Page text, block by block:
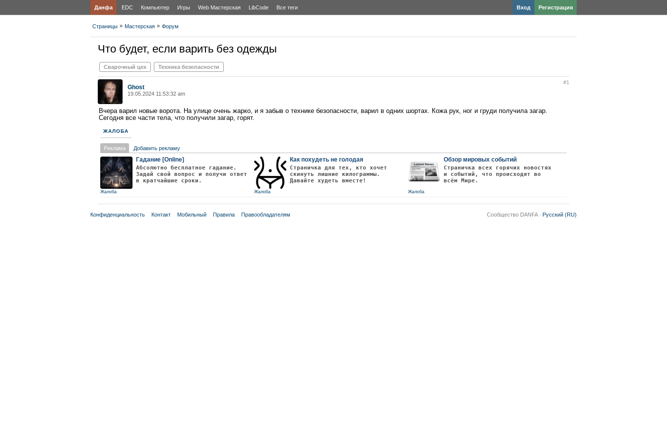
Данфа EDC Компьютер Игры Web Мастерская LibCode Все теги Регистрация
Вход
Страницы » Мастерская » Форум
Что будет, если варить без одежды
Сварочный цех Техника безопасности
Ghost
19.05.2024 11:53:32 am
#1
Вчера варил новые ворота. На улице очень жарко, и я забыв о технике безопасности, варил в одних шортах. Кожа рук, ног и груди получила загар.
Сегодня все части тела, что получили загар, горят.
ЖАЛОБА
Реклама Добавить рекламу
Гадание [Online]
Абсолютно бесплатное гадание.
Задай свой вопрос и получи ответ
в кратчайшие сроки.
Жалоба
Как похудеть не голодая
Страничка для тех, кто хочет
скинуть лишние килограммы.
Давайте худеть вместе!
Жалоба
Обзор мировых событий
Страничка всех горячих новостях
и событий, что происходят во
всём Мире.
Жалоба
Конфиденциальность Контакт Мобильный Правила Правообладателям Сообщество DANFA · Русский (RU)